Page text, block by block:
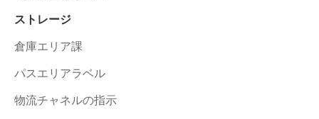
ストレージ
倉庫エリア課
パスエリアラベル
物流チャネルの指示